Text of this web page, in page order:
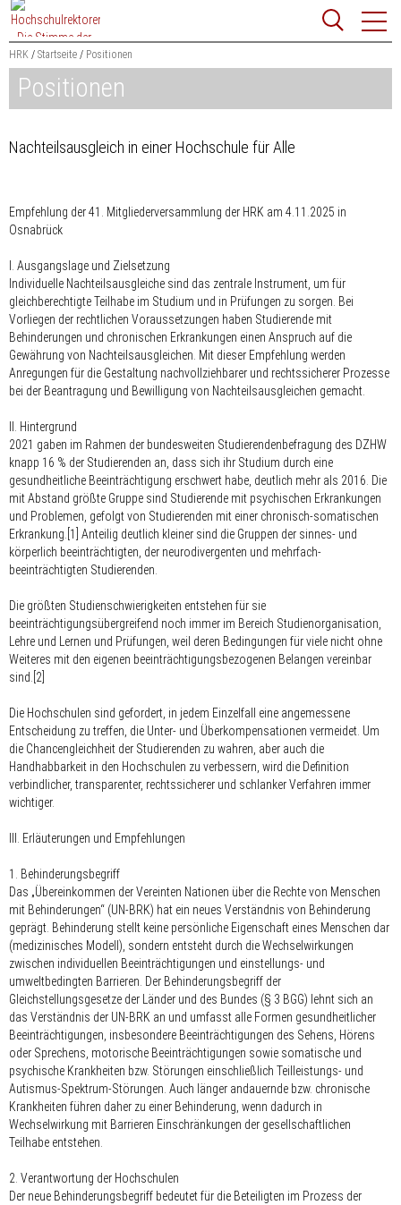
Zum
Content
springen
Suchbegriff
Suchen
HRK Startseite Positionen
Positionen
Nachteilsausgleich in einer Hochschule für Alle
Empfehlung der 41. Mitgliederversammlung der HRK am 4.11.2025 in
Osnabrück
I. Ausgangslage und Zielsetzung
Individuelle Nachteilsausgleiche sind das zentrale Instrument, um für
gleichberechtigte Teilhabe im Studium und in Prüfungen zu sorgen. Bei
Vorliegen der rechtlichen Voraussetzungen haben Studierende mit
Behinderungen und chronischen Erkrankungen einen Anspruch auf die
Gewährung von Nachteilsausgleichen. Mit dieser Empfehlung werden
Anregungen für die Gestaltung nachvollziehbarer und rechtssicherer Prozesse
bei der Beantragung und Bewilligung von Nachteilsausgleichen gemacht.
II. Hintergrund
2021 gaben im Rahmen der bundesweiten Studierendenbefragung des DZHW
knapp 16 % der Studierenden an, dass sich ihr Studium durch eine
gesundheitliche Beeinträchtigung erschwert habe, deutlich mehr als 2016. Die
mit Abstand größte Gruppe sind Studierende mit psychischen Erkrankungen
und Problemen, gefolgt von Studierenden mit einer chronisch-somatischen
Erkrankung.[1] Anteilig deutlich kleiner sind die Gruppen der sinnes- und
körperlich beeinträchtigten, der neurodivergenten und mehrfach-
beeinträchtigten Studierenden.
Die größten Studienschwierigkeiten entstehen für sie
beeinträchtigungsübergreifend noch immer im Bereich Studienorganisation,
Lehre und Lernen und Prüfungen, weil deren Bedingungen für viele nicht ohne
Weiteres mit den eigenen beeinträchtigungsbezogenen Belangen vereinbar
sind.[2]
Die Hochschulen sind gefordert, in jedem Einzelfall eine angemessene
Entscheidung zu treffen, die Unter- und Überkompensationen vermeidet. Um
die Chancengleichheit der Studierenden zu wahren, aber auch die
Handhabbarkeit in den Hochschulen zu verbessern, wird die Definition
verbindlicher, transparenter, rechtssicherer und schlanker Verfahren immer
wichtiger.
III. Erläuterungen und Empfehlungen
1. Behinderungsbegriff
Das „Übereinkommen der Vereinten Nationen über die Rechte von Menschen
mit Behinderungen“ (UN-BRK) hat ein neues Verständnis von Behinderung
geprägt. Behinderung stellt keine persönliche Eigenschaft eines Menschen dar
(medizinisches Modell), sondern entsteht durch die Wechselwirkungen
zwischen individuellen Beeinträchtigungen und einstellungs- und
umweltbedingten Barrieren. Der Behinderungsbegriff der
Gleichstellungsgesetze der Länder und des Bundes (§ 3 BGG) lehnt sich an
das Verständnis der UN-BRK an und umfasst alle Formen gesundheitlicher
Beeinträchtigungen, insbesondere Beeinträchtigungen des Sehens, Hörens
oder Sprechens, motorische Beeinträchtigungen sowie somatische und
psychische Krankheiten bzw. Störungen einschließlich Teilleistungs- und
Autismus-Spektrum-Störungen. Auch länger andauernde bzw. chronische
Krankheiten führen daher zu einer Behinderung, wenn dadurch in
Wechselwirkung mit Barrieren Einschränkungen der gesellschaftlichen
Teilhabe entstehen.
2. Verantwortung der Hochschulen
Der neue Behinderungsbegriff bedeutet für die Beteiligten im Prozess der